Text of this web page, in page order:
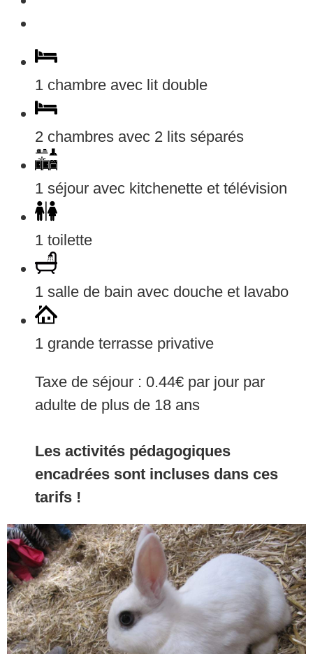
1 chambre avec lit double
2 chambres avec 2 lits séparés
1 séjour avec kitchenette et télévision
1 toilette
1 salle de bain avec douche et lavabo
1 grande terrasse privative
Taxe de séjour : 0.44€ par jour par
adulte de plus de 18 ans
Les activités pédagogiques
encadrées sont incluses dans ces
tarifs !